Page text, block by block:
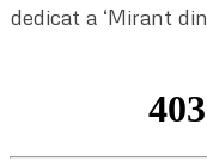
dedicat a ‘Mirant